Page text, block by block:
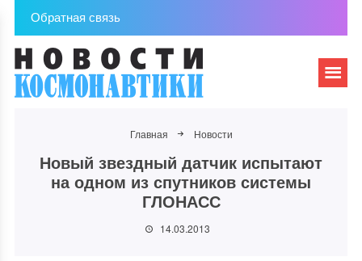
Обратная связь
Главная Новости
Новый звездный датчик испытают
на одном из спутников системы
ГЛОНАСС
14.03.2013